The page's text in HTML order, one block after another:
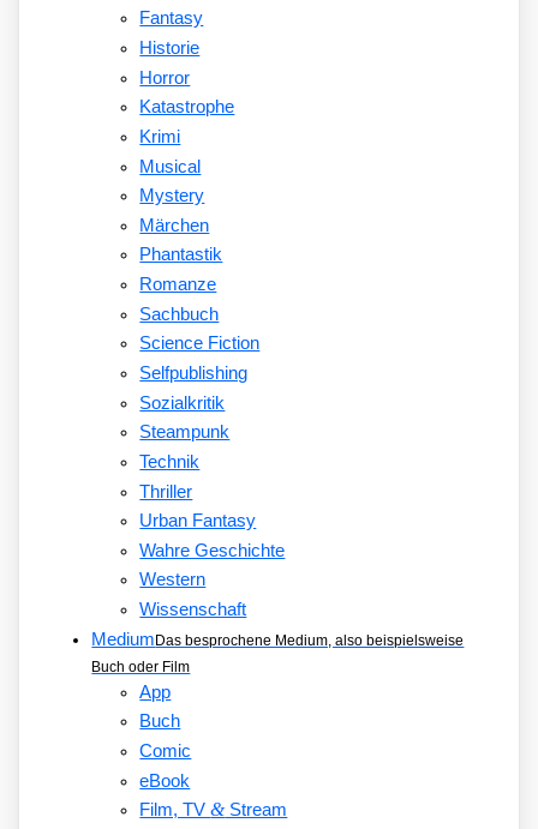
Fantasy
Historie
Horror
Katastrophe
Krimi
Musical
Mystery
Märchen
Phantastik
Romanze
Sachbuch
Science Fiction
Selfpublishing
Sozialkritik
Steampunk
Technik
Thriller
Urban Fantasy
Wahre Geschichte
Western
Wissenschaft
MediumDas besprochene Medium, also beispielsweise
Buch oder Film
App
Buch
Comic
eBook
Film, TV&Stream